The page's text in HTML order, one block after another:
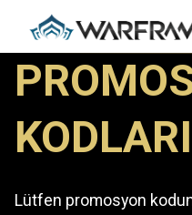
KODLARI
Lütfen promosyon